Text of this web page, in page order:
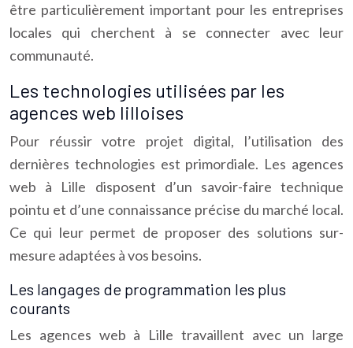
être particulièrement important pour les entreprises
locales qui cherchent à se connecter avec leur
communauté.
Les technologies utilisées par les
agences web lilloises
Pour réussir votre projet digital, l’utilisation des
dernières technologies est primordiale. Les agences
web à Lille disposent d’un savoir-faire technique
pointu et d’une connaissance précise du marché local.
Ce qui leur permet de proposer des solutions sur-
mesure adaptées à vos besoins.
Les langages de programmation les plus
courants
Les agences web à Lille travaillent avec un large